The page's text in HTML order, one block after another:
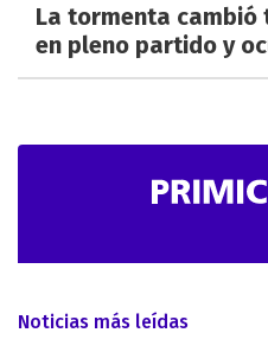
La tormenta cambió
en pleno partido y
Noticias más leídas